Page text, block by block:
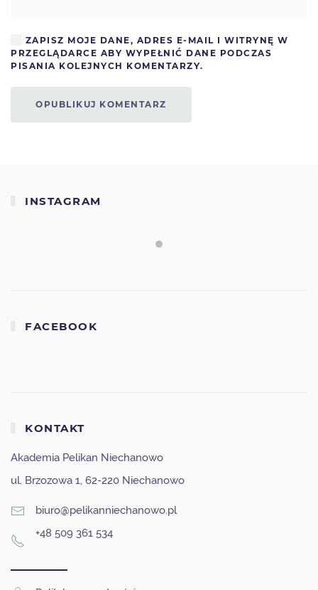
ZAPISZ MOJE DANE, ADRES E-MAIL I WITRYNĘ W
PRZEGLĄDARCE ABY WYPEŁNIĆ DANE PODCZAS
PISANIA KOLEJNYCH KOMENTARZY.
OPUBLIKUJ KOMENTARZ
INSTAGRAM
FACEBOOK
KONTAKT
Akademia Pelikan Niechanowo
ul. Brzozowa 1, 62-220 Niechanowo
biuro@pelikanniechanowo.pl
+48 509 361 534